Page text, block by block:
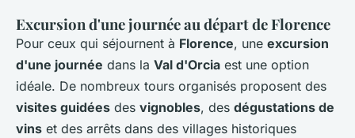
Excursion d'une journée au départ de Florence
Pour ceux qui séjournent à Florence, une excursion
d'une journée dans la Val d'Orcia est une option
idéale. De nombreux tours organisés proposent des
visites guidées des vignobles, des dégustations de
vins et des arrêts dans des villages historiques